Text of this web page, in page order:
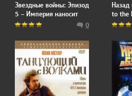
Звездные войны: Эпизод
5 – Империя наносит
ответный удар / Star
Empire Strikes Back
0
to the